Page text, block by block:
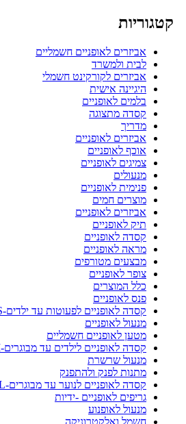
קטגוריות
אביזרים לאופניים חשמליים
לבית ולמשרד
אביזרים לקורקינט חשמלי
היגיינה אישית
בלמים לאופניים
קסדה מתצוגה
מדריך
אביזרים לאופניים
אוכף לאופניים
צמיגים לאופניים
מנעולים
פנימית לאופניים
מוצרים חמים
אביזרים לאופניים
תיק לאופניים
קסדה לאופניים
מראה לאופניים
מבצעים מטורפים
צופר לאופניים
כלל המוצרים
פנס לאופניים
קסדה לאופניים לפעוטות עד ילדים-S
מנעול לאופניים
מטען לאופניים חשמליים
קסדה לאופניים לילדים עד מבוגרים-M
מנעול שרשרת
מתנות לפנק ולהתפנק
קסדה לאופניים לנוער עד מבוגרים-L
גריפים לאופניים -ידיות
מנעול לאופנוע
חשמל ואלקטרוניקה